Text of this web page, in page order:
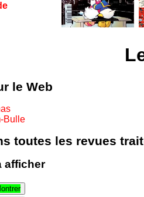
le Web
Bulle
toutes les revues
afficher